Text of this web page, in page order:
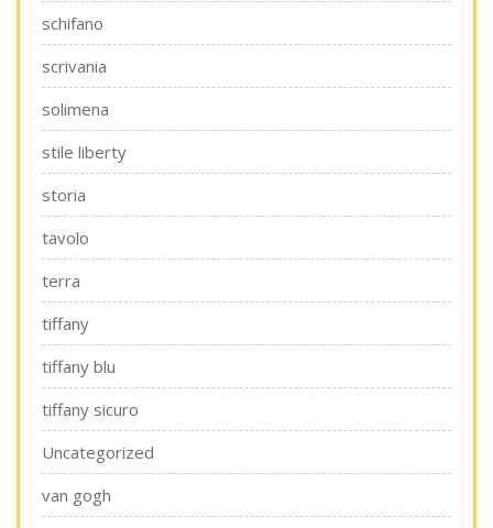
schifano
scrivania
solimena
stile liberty
storia
tavolo
terra
tiffany
tiffany blu
tiffany sicuro
Uncategorized
van gogh